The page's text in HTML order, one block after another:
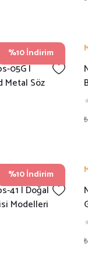
%10 İndirim
05G |
Metal Söz
%10 İndirim
41 | Doğal
Modelleri